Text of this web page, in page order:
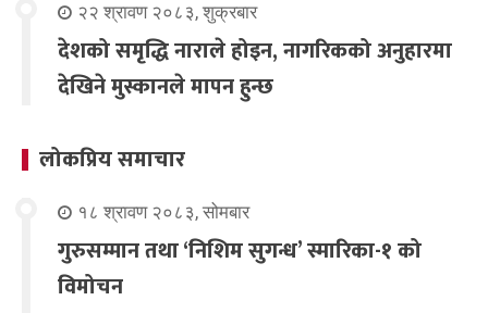
२२ श्रावण २०८३, शुक्रबार
देशको समृद्धि नाराले होइन, नागरिकको अनुहारमा
देखिने मुस्कानले मापन हुन्छ
लोकप्रिय समाचार
१८ श्रावण २०८३, सोमबार
गुरुसम्मान तथा ‘निशिम सुगन्ध’ स्मारिका-१ को
विमोचन